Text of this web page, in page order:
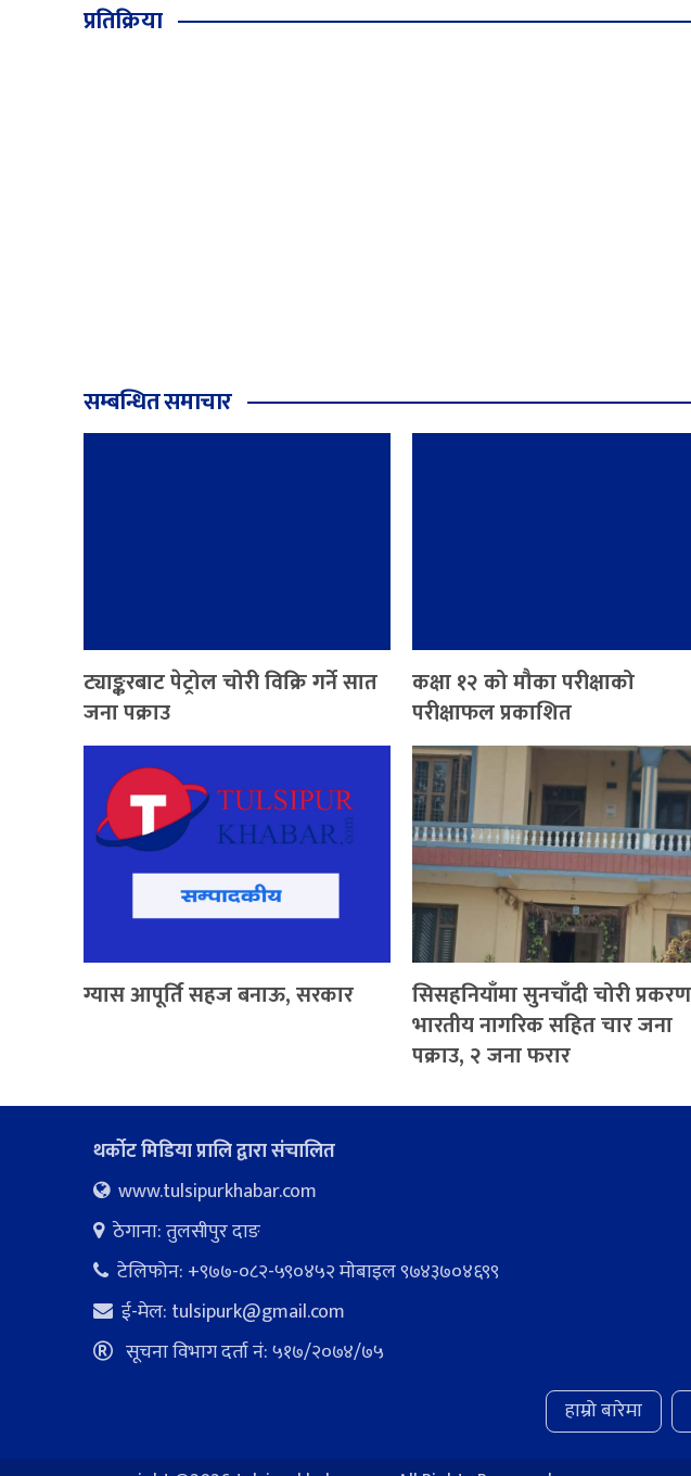
प्रतिक्रिया
सम्बन्धित समाचार
ट्याङ्करबाट पेट्रोल चोरी विक्रि गर्ने सात
जना पक्राउ
कक्षा १२ को मौका परीक्षाको
परीक्षाफल प्रकाशित
ग्यास आपूर्ति सहज बनाऊ, सरकार
सिसहनियाँमा सुनचाँदी चोरी
भारतीय नागरिक सहित चार जना
पक्राउ, २ जना फरार
थर्कोट मिडिया प्रालि द्वारा संचालित
www.tulsipurkhabar.com
ठेगाना: तुलसीपुर दाङ
टेलिफोन: +९७७-०८२-५९०४५२ माेबाइल ९७४३७०४६९९
ई-मेल: tulsipurk@gmail.com
सूचना विभाग दर्ता नं: ५१७/२०७४/७५
हाम्रो बारेमा